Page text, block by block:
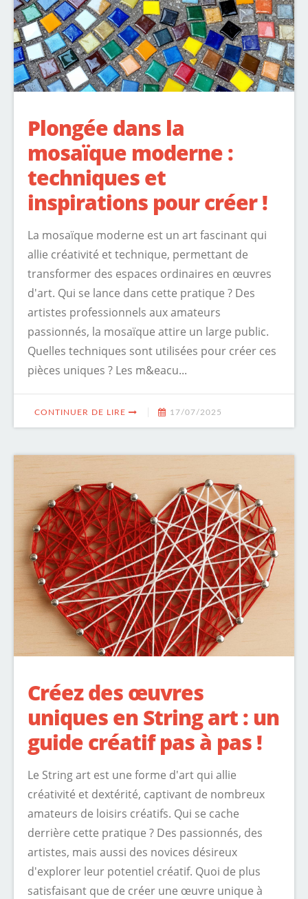
Plongée dans la
mosaïque moderne :
techniques et
inspirations pour créer !
La mosaïque moderne est un art fascinant qui
allie créativité et technique, permettant de
transformer des espaces ordinaires en œuvres
d'art. Qui se lance dans cette pratique ? Des
artistes professionnels aux amateurs
passionnés, la mosaïque attire un large public.
Quelles techniques sont utilisées pour créer ces
pièces uniques ? Les m&eacu...
CONTINUER DE LIRE 17/07/2025
Créez des œuvres
uniques en String art : un
guide créatif pas à pas !
Le String art est une forme d'art qui allie
créativité et dextérité, captivant de nombreux
amateurs de loisirs créatifs. Qui se cache
derrière cette pratique ? Des passionnés, des
artistes, mais aussi des novices désireux
d'explorer leur potentiel créatif. Quoi de plus
satisfaisant que de créer une œuvre unique à